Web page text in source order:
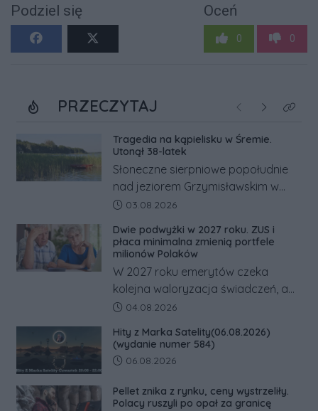
Podziel się Oceń
0 0
PRZECZYTAJ Poprzednie
NastępneKliknij
Tragedia na kąpielisku w Śremie.
Utonął 38-latek
Słoneczne sierpniowe popołudnie
nad jeziorem Grzymisławskim w
powiecie śremskim zakończyło się
odwrócić nawet natychmiastowe
działania służb ratunkowych.
Data dodania artykułu:
03.08.2026
Dwie podwyżki w 2027 roku. ZUS i
płaca minimalna zmienią portfele
milionów Polaków
W 2027 roku emerytów czeka
kolejna waloryzacja świadczeń, a
pracowników podwyżka płacy
tym zmianom zyskają.
Data dodania artykułu:
04.08.2026
Hity z Marka Satelity(06.08.2026)
(wydanie numer 584)
Data dodania artykułu:
06.08.2026
Pellet znika z rynku, ceny wystrzeliły.
Polacy ruszyli po opał za granicę